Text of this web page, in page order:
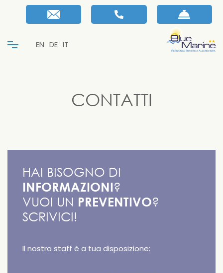
EN DE IT
CONTATTI
HAI BISOGNO DI
INFORMAZIONI?
VUOI UN PREVENTIVO?
SCRIVICI!
Il nostro staff è a tua disposizione: